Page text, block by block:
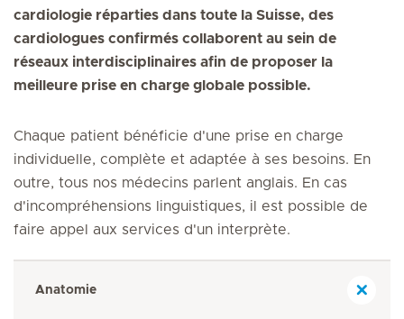
cardiologie réparties dans toute la Suisse, des
cardiologues confirmés collaborent au sein de
réseaux interdisciplinaires afin de proposer la
meilleure prise en charge globale possible.
Chaque patient bénéficie d'une prise en charge
individuelle, complète et adaptée à ses besoins. En
outre, tous nos médecins parlent anglais. En cas
d'incompréhensions linguistiques, il est possible de
faire appel aux services d'un interprète.
Anatomie